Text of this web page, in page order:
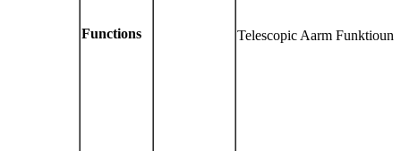
Functions Telescopic Aarm Funktioun